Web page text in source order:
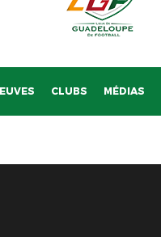
CLUBS MÉDIAS